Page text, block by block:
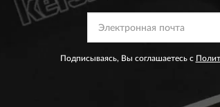
Подписываясь, Вы соглашаетесь с